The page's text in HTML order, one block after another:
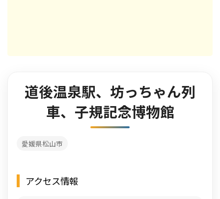
道後温泉駅、坊っちゃん列
車、子規記念博物館
愛媛県松山市
アクセス情報